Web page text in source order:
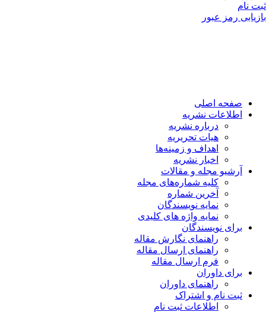
نام
رمز عبور
صفحه اصلی
اطلاعات نشریه
درباره نشریه
هیات تحریریه
اهداف و زمینه‌ها
اخبار نشریه
آرشیو مجله و مقالات
کلیه شماره‌های مجله
آخرین شماره
نمایه نویسندگان
نمایه واژه های کلیدی
برای نویسندگان
راهنمای نگارش مقاله
راهنمای ارسال مقاله
فرم ارسال مقاله
برای داوران
راهنمای داوران
ثبت نام و اشتراک
اطلاعات ثبت نام